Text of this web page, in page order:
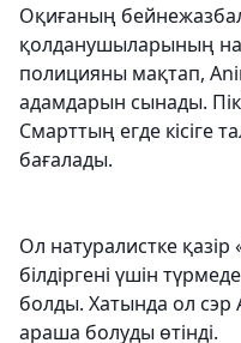
Оқиғаның
қолданушыларының
полицияны мақтап,
адамдарын сынады.
Смарттың егде кісіге
бағалады.
Ол натуралистке
білдіргені үшін
болды. Хатында ол сэр
араша болуды өтінді.